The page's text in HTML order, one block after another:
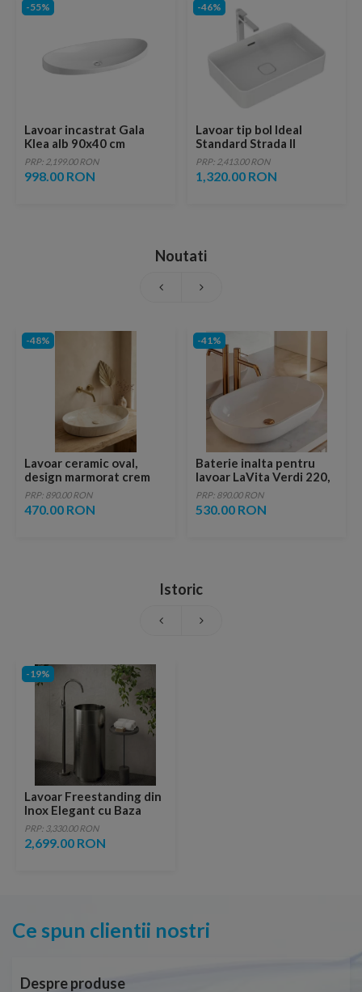
-55%
Lavoar incastrat Gala
Klea alb 90x40 cm
PRP: 2,199.00 RON
998.00 RON
-46%
Lavoar tip bol Ideal
Standard Strada II
60x40xH13cm cu montaj
pe blat
PRP: 2,413.00 RON
1,320.00 RON
Noutati
-48%
Lavoar ceramic oval,
design marmorat crem
lucios cu vene aurii,
ventil inclus
PRP: 890.00 RON
470.00 RON
-41%
Baterie inalta pentru
lavoar LaVita Verdi 220,
fara ventil, brushed
copper
PRP: 890.00 RON
530.00 RON
Istoric
-19%
Lavoar Freestanding din
Inox Elegant cu Baza
Mata
PRP: 3,330.00 RON
2,699.00 RON
Ce spun clientii nostri
Despre produse